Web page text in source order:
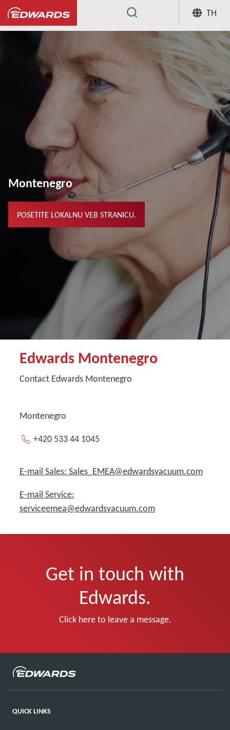
TH
...
Montenegro
POSETITE LOKALNU VEB STRANICU.
Edwards Montenegro
Contact Edwards Montenegro
Montenegro
+420 533 44 1045
E-mail Sales: Sales_EMEA@edwardsvacuum.com
E-mail Service:
serviceemea@edwardsvacuum.com
Get in touch with
Edwards.
Click here to leave a message.
QUICK LINKS